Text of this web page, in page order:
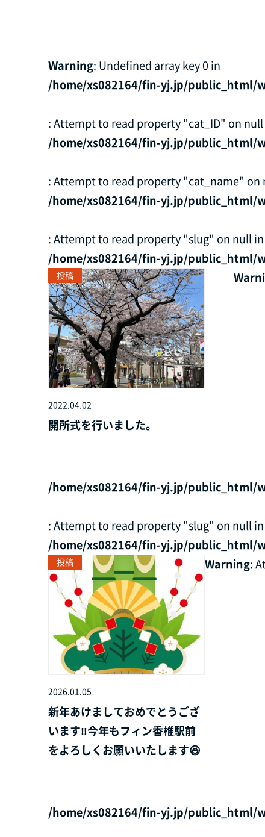
Warning: Undefined array key 0 in
/home/xs082164/fin-yj.jp/
: Attempt to read property "cat_ID" on
/home/xs082164/fin-yj.jp/
: Attempt to read property "cat_name" on
/home/xs082164/fin-yj.jp/
: Attempt to read property "slug" on null in
/home/xs082164/fin-yj.jp/
投稿
2022.04.02
開所式を行いました。
/home/xs082164/fin-yj.jp/
: Attempt to read property "slug" on null in
/home/xs082164/fin-yj.jp/
投稿
2026.01.05
新年あけましておめでとうござ
います‼️今年もフィン香椎駅前
をよろしくお願いいたします😆
Warning:
/home/xs082164/fin-yj.jp/